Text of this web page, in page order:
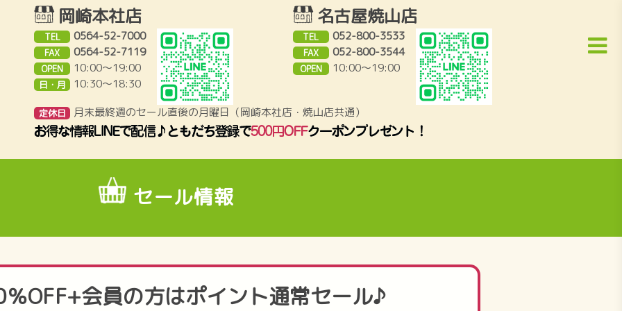
岡崎本社店
TEL 0564-52-7000
FAX 0564-52-7119
OPEN 10:00～19:00
日・月 10:30〜18:30
名古屋焼山店
TEL 052-800-3533
FAX 052-800-3544
OPEN 10:00～19:00
定休日 月末最終週のセール直後の月曜日（岡崎本社店・焼山店共通）
セール情報
OFF+会員の方はポイント通常セール♪